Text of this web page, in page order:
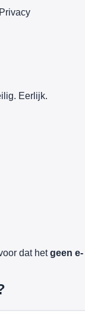
Privacy
Eerlijk.
dat hetgeen e-